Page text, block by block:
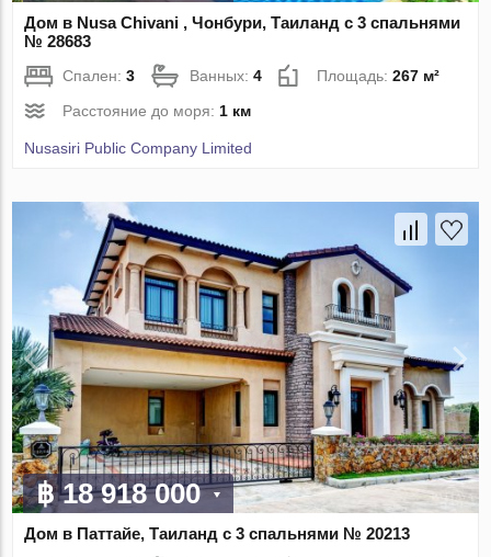
Дом в Nusa Chivani , Чонбури, Таиланд с 3 спальнями
№ 28683
Спален:3 Ванных:4 Площадь:267 м²
Расстояние до моря: 1 км
Nusasiri Public Company Limited
฿ 18 918 000
Дом в Паттайе, Таиланд с 3 спальнями № 20213